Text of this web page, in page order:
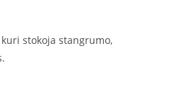
stokoja stangrumo,